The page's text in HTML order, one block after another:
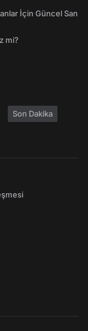
İçin Güncel San
mi?
Son Dakika